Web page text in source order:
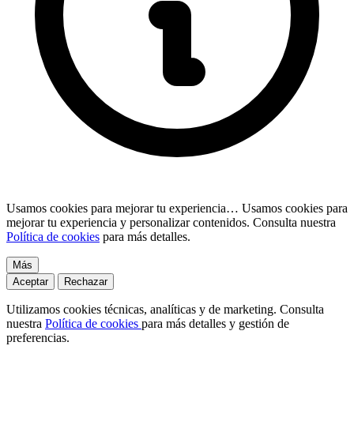
Usamos cookies para mejorar tu experiencia… Usamos cookies para
mejorar tu experiencia y personalizar contenidos. Consulta nuestra
Política de cookies para más detalles.
Más
Aceptar
Rechazar
Utilizamos cookies técnicas, analíticas y de marketing. Consulta
nuestra Política de cookies para más detalles y gestión de
preferencias.